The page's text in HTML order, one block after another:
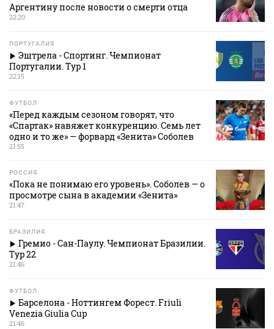
Аргентину после новости о смерти отца
22:20
ПОРТУГАЛИЯ
Эштрела - Спортинг. Чемпионат
Португалии. Тур 1
22:15
ФУТБОЛ
«Перед каждым сезоном говорят, что
«Спартак» навяжет конкуренцию. Семь лет
одно и то же» — форвард «Зенита» Соболев
21:55
РОССИЯ
«Пока не понимаю его уровень». Соболев — о
просмотре сына в академии «Зенита»
21:47
БРАЗИЛИЯ
Гремио - Сан-Паулу. Чемпионат Бразилии.
Тур 22
21:46
ФУТБОЛ
Барселона - Ноттингем Форест. Friuli
Venezia Giulia Cup
21:46